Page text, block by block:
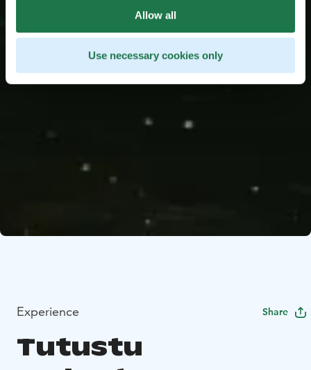
Allow all
Use necessary cookies only
Experience Share
Tutustu